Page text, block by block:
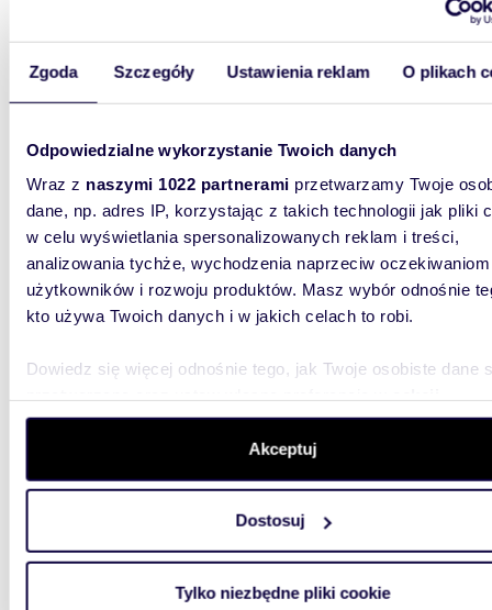
Zgoda Szczegóły Ustawienia reklam O plikach
Odpowiedzialne wykorzystanie Twoich danych
Wraz z naszymi 1022 partnerami przetwarzamy Twoje
dane, np. adres IP, korzystając z takich technologii jak pliki
w celu wyświetlania spersonalizowanych reklam i treści,
analizowania tychże, wychodzenia naprzeciw oczekiwaniom
użytkowników i rozwoju produktów. Masz wybór odnośnie
kto używa Twoich danych i w jakich celach to robi.
Dowiedz się więcej odnośnie tego, jak Twoje osobiste dane
szczegółów. W Deklaracji plików cookie możesz zmienić
wycofać swoją zgodę w dowolnej chwili.
aby oferować funkcje społecznościowe i analizować ruch w
witrynie. Informacje o tym, jak korzystasz z naszej witryny,
analitycznym. Partnerzy mogą połączyć te informacje z
Akceptuj
Dostosuj
Tylko niezbędne pliki cookie
Nowoczesna willa z basenem 250 m od plaży -
5 377
dom
109m